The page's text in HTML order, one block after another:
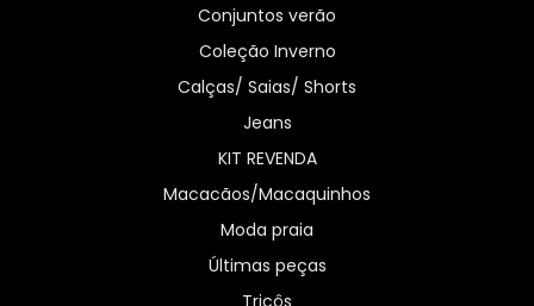
Conjuntos verão
Coleção Inverno
Calças/ Saias/ Shorts
Jeans
KIT REVENDA
Macacãos/Macaquinhos
Moda praia
Últimas peças